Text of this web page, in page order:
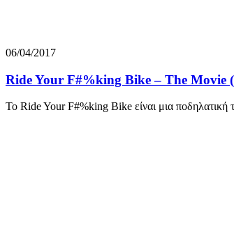
06/04/2017
Ride Your F#%king Bike – The Movie
Το Ride Your F#%king Bike είναι μια ποδηλατική